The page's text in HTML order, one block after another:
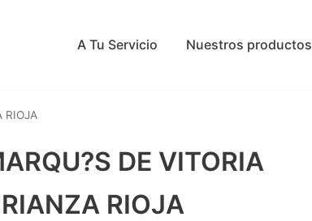
A Tu Servicio Nuestros productos
RIOJA
DE VITORIA
RIOJA